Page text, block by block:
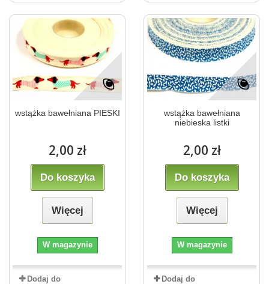
wstążka bawełniana PIESKI
2,00 zł
Do koszyka
Więcej
W magazynie
Dodaj do
wstążka bawełniana
niebieska listki
2,00 zł
Do koszyka
Więcej
W magazynie
Dodaj do